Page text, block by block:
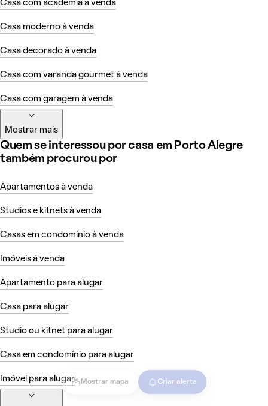
Mostrar mapa Criar alerta
Casa com academia à venda
Casa moderno à venda
Casa decorado à venda
Casa com varanda gourmet à venda
Casa com garagem à venda
Mostrar mais
Quem se interessou por casa em Porto Alegre
também procurou por
Apartamentos à venda
Studios e kitnets à venda
Casas em condomínio à venda
Imóveis à venda
Apartamento para alugar
Casa para alugar
Studio ou kitnet para alugar
Casa em condomínio para alugar
Imóvel para alugar